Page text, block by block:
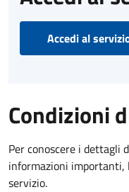
Accedi al
Condizioni
Per conoscere i dettagli
informazioni importanti,
servizio.